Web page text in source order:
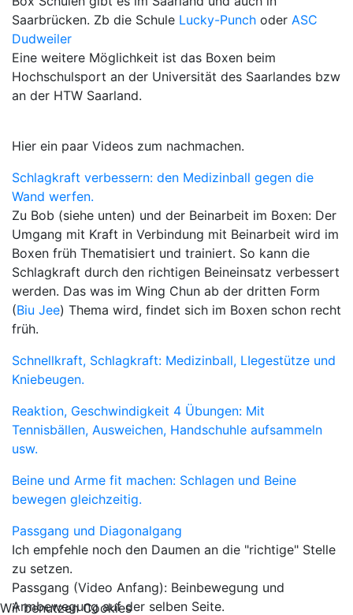
Saarbrücken. Zb die Schule Lucky-Punch oder ASC
Dudweiler
Eine weitere Möglichkeit ist das Boxen beim
Hochschulsport an der Universität des Saarlandes bzw
an der HTW Saarland.
Hier ein paar Videos zum nachmachen.
Schlagkraft verbessern: den Medizinball gegen die
Wand werfen.
Zu Bob (siehe unten) und der Beinarbeit im Boxen: Der
Umgang mit Kraft in Verbindung mit Beinarbeit wird im
Boxen früh Thematisiert und trainiert. So kann die
Schlagkraft durch den richtigen Beineinsatz verbessert
werden. Das was im Wing Chun ab der dritten Form
(Biu Jee) Thema wird, findet sich im Boxen schon recht
früh.
Schnellkraft, Schlagkraft: Medizinball, LIegestütze und
Kniebeugen.
Reaktion, Geschwindigkeit 4 Übungen: Mit
Tennisbällen, Ausweichen, Handschuhle aufsammeln
usw.
Beine und Arme fit machen: Schlagen und Beine
bewegen gleichzeitig.
Passgang und Diagonalgang
Ich empfehle noch den Daumen an die "richtige" Stelle
zu setzen.
Passgang (Video Anfang): Beinbewegung und
Armbewegung auf der selben Seite.
Wir benutzen Cookies